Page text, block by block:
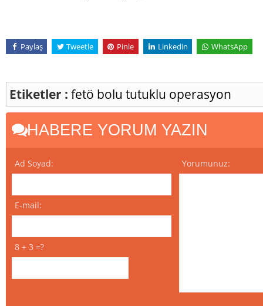
Paylaş Tweetle Pinle Linkedin WhatsApp
Etiketler : fetö bolu tutuklu operasyon
HABERE YORUM YAZIN
Ad Soyad:
E-mail:
8 + 3 =?
Yorumunuz: